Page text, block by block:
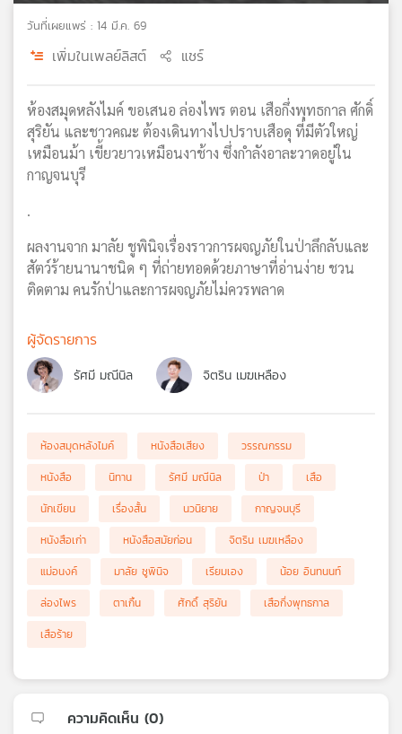
แผนที่
วิทยุ
เครือ
วันที่เผยแพร่ : 14 มี.ค. 69
เพิ่มในเพลย์ลิสต์ แชร์
ห้องสมุดหลังไมค์ ขอเสนอ ล่องไพร ตอน เสือกึ่งพุทธกาล ศักดิ์
สุริยัน และชาวคณะ ต้องเดินทางไปปราบเสือดุ ที่มีตัวใหญ่
เหมือนม้า เขี้ยวยาวเหมือนงาช้าง ซึ่งกำลังอาละวาดอยู่ใน
กาญจนบุรี
.
ผลงานจาก มาลัย ชูพินิจเรื่องราวการผจญภัยในป่าลึกลับและ
สัตว์ร้ายนานาชนิด ๆ ที่ถ่ายทอดด้วยภาษาที่อ่านง่าย ชวน
ติดตาม คนรักป่าและการผจญภัยไม่ควรพลาด
ผู้จัดรายการ
รัศมี มณีนิล จิตริน เมฆเหลือง
ห้องสมุดหลังไมค์ หนังสือเสียง
วรรณกรรม
หนังสือ
นิทาน รัศมี มณีนิล ป่า
เสือ
นักเขียน
เรื่องสั้น นวนิยาย
กาญจนบุรี
หนังสือเก่า
หนังสือสมัยก่อน
จิตริน เมฆเหลือง
แม่อนงค์
มาลัย ชูพินิจ เรียมเอง
น้อย อินทนนท์
ล่องไพร
ตาเกิ้น ศักดิ์ สุริยัน
เสือกึ่งพุทธกาล
เสือร้าย
ความคิดเห็น (0)